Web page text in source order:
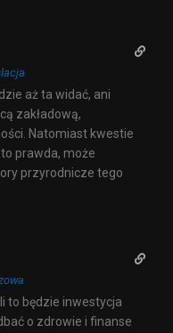
aż ta widać, ani
zakładową,
Natomiast kwestie
prawda, może
przyrodnicze tego
to będzie inwestycja
o zdrowie i finanse